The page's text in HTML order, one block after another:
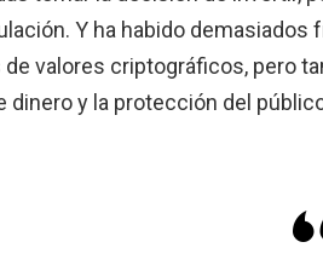
Y ha habido
de valores criptográficos, pero
dinero y la protección del